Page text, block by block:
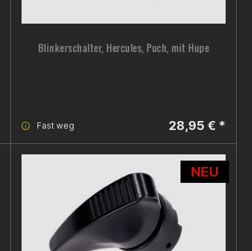
Blinkerschalter, Hercules, Puch, mit Hupe
Fast weg 28,95 € *
NEU